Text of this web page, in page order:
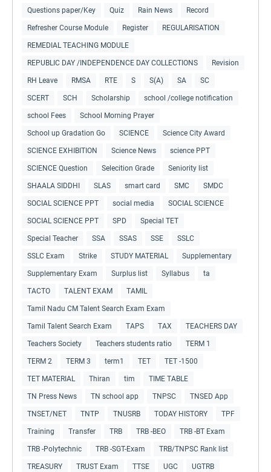
Questions paper/Key Quiz Rain News Record
Refresher Course Module Register REGULARISATION
REMEDIAL TEACHING MODULE
REPUBLIC DAY /INDEPENDENCE DAY COLLECTIONS Revision
RH Leave RMSA RTE S S(A) SA SC
SCERT SCH Scholarship school /college notification
school Fees School Morning Prayer
School up Gradation Go SCIENCE Science City Award
SCIENCE EXHIBITION Science News science PPT
SCIENCE Question Selecition Grade Seniority list
SHAALA SIDDHI SLAS smart card SMC SMDC
SOCIAL SCIENCE PPT social media SOCIAL SCIENCE
SOCIAL SCIENCE PPT SPD Special TET
Special Teacher SSA SSAS SSE SSLC
SSLC Exam Strike STUDY MATERIAL Supplementary
Supplementary Exam Surplus list Syllabus ta
TACTO TALENT EXAM TAMIL
Tamil Nadu CM Talent Search Exam Exam
Tamil Talent Search Exam TAPS TAX TEACHERS DAY
Teachers Society Teachers students ratio TERM 1
TERM 2 TERM 3 term1 TET TET -1500
TET MATERIAL Thiran tim TIME TABLE
TN Press News TN school app TNPSC TNSED App
TNSET/NET TNTP TNUSRB TODAY HISTORY TPF
Training Transfer TRB TRB -BEO TRB -BT Exam
TRB -Polytechnic TRB -SGT-Exam TRB/TNPSC Rank list
TREASURY TRUST Exam TTSE UGC UGTRB